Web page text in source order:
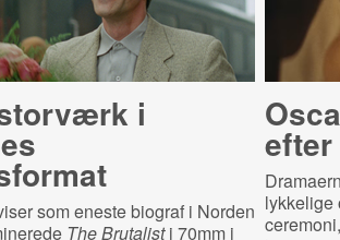
i
som eneste biograf i Norden
The Brutalisti 70mm i
efter
lykkelige